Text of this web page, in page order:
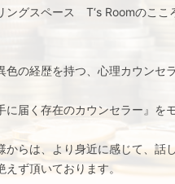
ングスペース T‘s Roomのここ
色の経歴を持つ、心理カウンセラ
に届く存在のカウンセラー』を
からは、より身近に感じて、話
えず頂いております。